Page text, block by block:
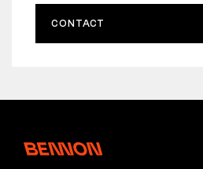
CONTACT